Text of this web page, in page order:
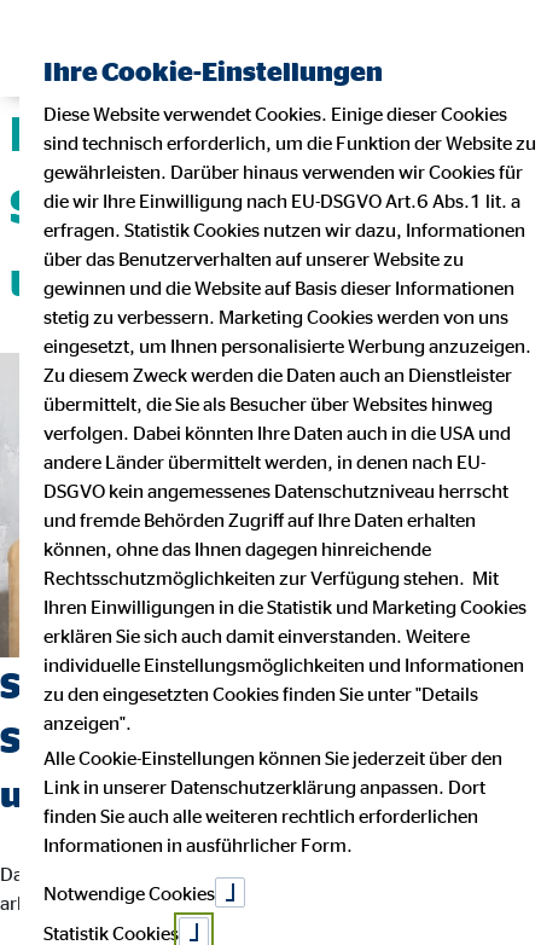
Deine Karriere mit
Sicherheit, Flexibilität
und Teamgeist!
Suchst du einen Job, der
Sicherheit, Selbstbestimmung
und Flexibilität vereint?
Dann bist du bei uns richtig. Wir glauben, dass man am besten
arbeitet, wenn man seinem eigenen Rhythmus folgt.
Ihre Cookie-Einstellungen
Diese Website verwendet Cookies. Einige dieser Cookies
sind technisch erforderlich, um die Funktion der Website zu
gewährleisten. Darüber hinaus verwenden wir Cookies für
die wir Ihre Einwilligung nach EU-DSGVO Art.6 Abs.1 lit. a
erfragen. Statistik Cookies nutzen wir dazu, Informationen
über das Benutzerverhalten auf unserer Website zu
gewinnen und die Website auf Basis dieser Informationen
stetig zu verbessern. Marketing Cookies werden von uns
eingesetzt, um Ihnen personalisierte Werbung anzuzeigen.
Zu diesem Zweck werden die Daten auch an Dienstleister
übermittelt, die Sie als Besucher über Websites hinweg
verfolgen. Dabei könnten Ihre Daten auch in die USA und
andere Länder übermittelt werden, in denen nach EU-
DSGVO kein angemessenes Datenschutzniveau herrscht
und fremde Behörden Zugriff auf Ihre Daten erhalten
können, ohne das Ihnen dagegen hinreichende
Rechtsschutzmöglichkeiten zur Verfügung stehen. Mit
Ihren Einwilligungen in die Statistik und Marketing Cookies
erklären Sie sich auch damit einverstanden. Weitere
individuelle Einstellungsmöglichkeiten und Informationen
zu den eingesetzten Cookies finden Sie unter "Details
anzeigen".
Alle Cookie-Einstellungen können Sie jederzeit über den
Link in unserer Datenschutzerklärung anpassen. Dort
finden Sie auch alle weiteren rechtlich erforderlichen
Informationen in ausführlicher Form.
Notwendige Cookies
Statistik Cookies